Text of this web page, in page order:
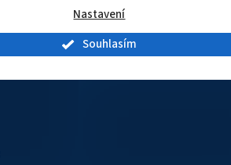
Nastavení
Souhlasím
Zobrazit další hodnocení